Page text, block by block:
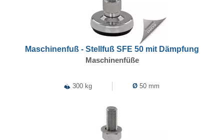
Maschinenfuß - Stellfuß SFE 50 mit Dämpfung
Maschinenfüße
300 kg Ø 50 mm